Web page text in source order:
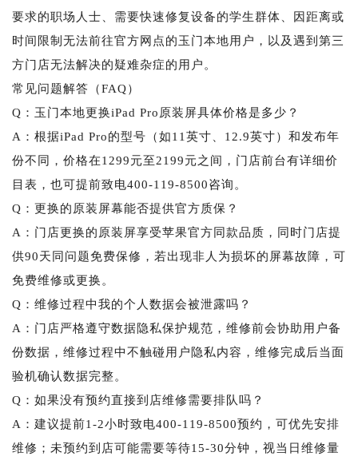
要求的职场人士、需要快速修复设备的学生群体、因距离或
时间限制无法前往官方网点的玉门本地用户，以及遇到第三
方门店无法解决的疑难杂症的用户。
常见问题解答（FAQ）
Q：玉门本地更换iPad Pro原装屏具体价格是多少？
A：根据iPad Pro的型号（如11英寸、12.9英寸）和发布年
份不同，价格在1299元至2199元之间，门店前台有详细价
目表，也可提前致电400-119-8500咨询。
Q：更换的原装屏幕能否提供官方质保？
A：门店更换的原装屏享受苹果官方同款品质，同时门店提
供90天同问题免费保修，若出现非人为损坏的屏幕故障，可
免费维修或更换。
Q：维修过程中我的个人数据会被泄露吗？
A：门店严格遵守数据隐私保护规范，维修前会协助用户备
份数据，维修过程中不触碰用户隐私内容，维修完成后当面
验机确认数据完整。
Q：如果没有预约直接到店维修需要排队吗？
A：建议提前1-2小时致电400-119-8500预约，可优先安排
维修；未预约到店可能需要等待15-30分钟，视当日维修量